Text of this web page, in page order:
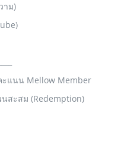
าม)
แนน Mellow Member
สะสม (Redemption)